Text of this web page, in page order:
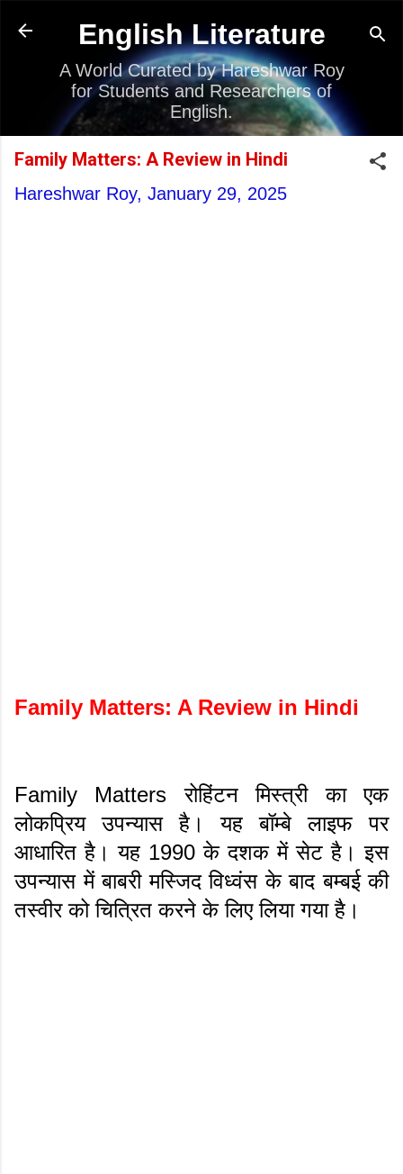
Skip to main content
English Literature
A World Curated by Hareshwar Roy
for Students and Researchers of
English.
Family Matters: A Review in Hindi
Hareshwar Roy, January 29, 2025
Family Matters: A Review in Hindi
Family Matters रोहिंटन मिस्त्री का एक
लोकप्रिय उपन्यास है। यह बॉम्बे लाइफ पर
आधारित है। यह 1990 के दशक में सेट है। इस
उपन्यास में बाबरी मस्जिद विध्वंस के बाद बम्बई की
तस्वीर को चित्रित करने के लिए लिया गया है।